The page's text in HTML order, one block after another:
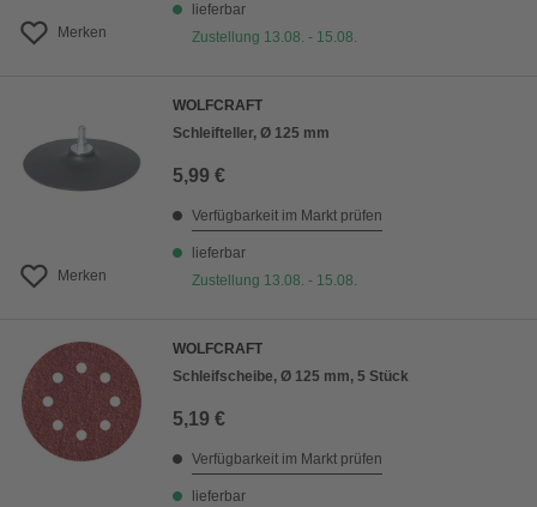
Merken
lieferbar
Zustellung 13.08. - 15.08.
Merken
WOLFCRAFT
Schleifteller, Ø 125 mm
5,99 €
Verfügbarkeit im Markt prüfen
lieferbar
Zustellung 13.08. - 15.08.
WOLFCRAFT
Schleifscheibe, Ø 125 mm, 5 Stück
5,19 €
Verfügbarkeit im Markt prüfen
lieferbar